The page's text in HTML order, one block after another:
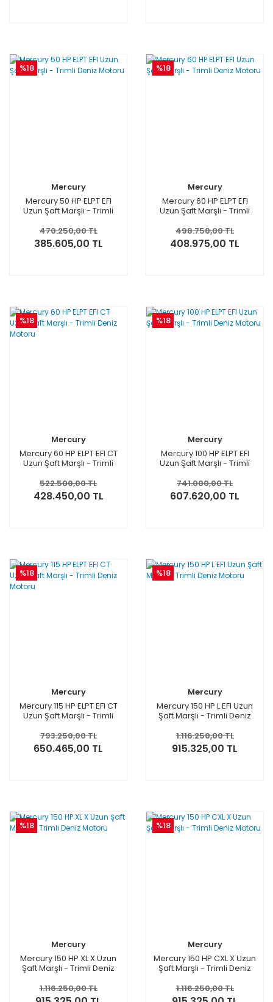
%18
Mercury
Mercury 50 HP ELPT EFI
Uzun Şaft Marşlı - Trimli
470.250,00 TL
385.605,00 TL
%18
Mercury
Mercury 60 HP ELPT EFI
Uzun Şaft Marşlı - Trimli
498.750,00 TL
408.975,00 TL
%18
Mercury
Mercury 60 HP ELPT EFI CT
Uzun Şaft Marşlı - Trimli
522.500,00 TL
428.450,00 TL
%18
Mercury
Mercury 100 HP ELPT EFI
Uzun Şaft Marşlı - Trimli
741.000,00 TL
607.620,00 TL
%18
Mercury
Mercury 115 HP ELPT EFI CT
Uzun Şaft Marşlı - Trimli
793.250,00 TL
650.465,00 TL
%18
Mercury
Mercury 150 HP L EFI Uzun
Şaft Marşlı - Trimli Deniz
1.116.250,00 TL
915.325,00 TL
%18
Mercury
Mercury 150 HP XL X Uzun
Şaft Marşlı - Trimli Deniz
1.116.250,00 TL
%18
Mercury
Mercury 150 HP CXL X Uzun
Şaft Marşlı - Trimli Deniz
1.116.250,00 TL